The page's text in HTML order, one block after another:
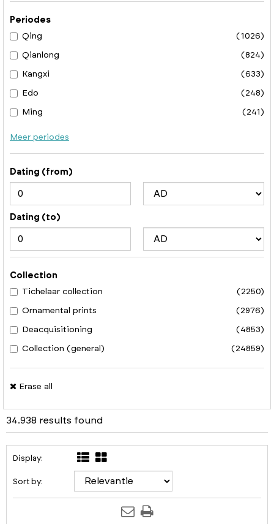
Periodes
Qing
(1026)
Qianlong (824)
Kangxi (633)
Edo (248)
Ming (241)
Meer periodes
Dating (from)
Dating (to)
Collection
Tichelaar collection
(2250)
Ornamental prints (2976)
Deacquisitioning (4853)
Collection (general) (24859)
Erase all
34.938 results found
Display:
Sort by: